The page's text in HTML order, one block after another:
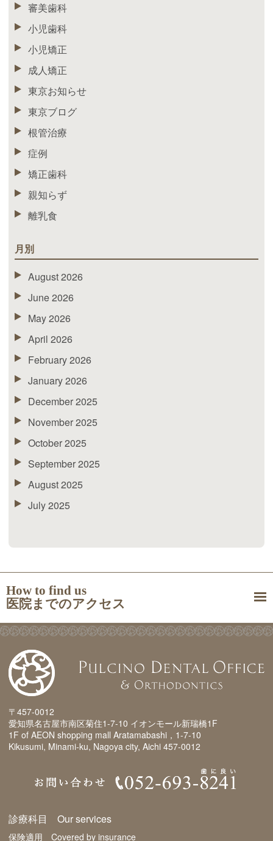
審美歯科
小児歯科
小児矯正
成人矯正
東京お知らせ
東京ブログ
根管治療
症例
矯正歯科
親知らず
離乳食
月別
August 2026
June 2026
May 2026
April 2026
February 2026
January 2026
December 2025
November 2025
October 2025
September 2025
August 2025
July 2025
How to find us
医院までのアクセス
〒457-0012
愛知県名古屋市南区菊住1-7-10 イオンモール新瑞橋1F
1F of AEON shopping mall Aratamabashi，1-7-10
Kikusumi, Minami-ku, Nagoya city, Aichi 457-0012
診療科目 Our services
保険適用 Covered by insurance